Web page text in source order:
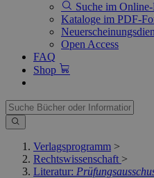
Suche im
Kataloge im PDF-
Open Access
FAQ
Shop
Verlagsprogramm >
Rechtswissenschaft >
Literatur: